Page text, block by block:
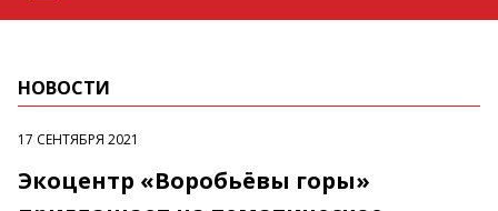
НОВОСТИ
17 СЕНТЯБРЯ 2021
Экоцентр «Воробьёвы горы»